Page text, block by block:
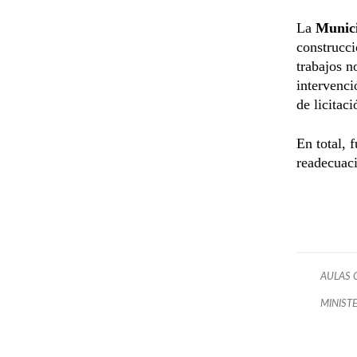
La
trabajos
de
En total,
AULAS